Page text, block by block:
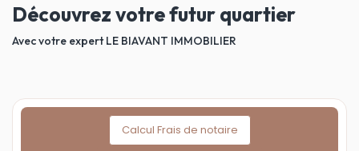
Découvrez votre futur quartier
Avec votre expert LE BIAVANT IMMOBILIER
Calcul Frais de notaire